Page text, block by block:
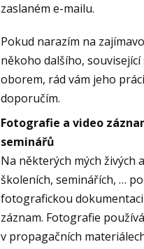
zaslaném e-mailu.
Pokud narazím na
někoho dalšího, související
oborem, rád vám jeho
doporučím.
Fotografie a video
seminářů
Na některých mých živých
školeních, seminářích, …
fotografickou
záznam. Fotografie
v propagačních